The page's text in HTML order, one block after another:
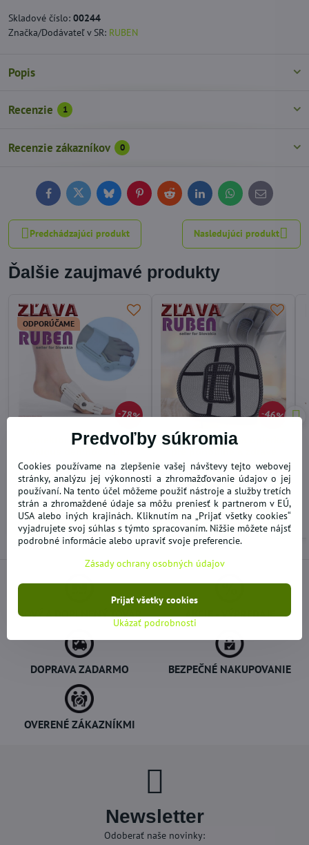
Skladové číslo: 00244
Značka/Dodávateľ v SR: RUBEN
Popis
Recenzie 1
Recenzie zákazníkov 0
FacebookTwitterBlueskyPinterestReddit LinkedInWhatsApp
E-
mail
Predchádzajúci produkt Nasledujúci produkt
Ďalšie zaujmavé produkty
78%
ODPORÚČAME
Korektor fixátor Hallux
SKLADOM
4,31 €
Do košíka
46%
Sit Right masážna opierka
sedenie
SKLADOM
4,92 €
Do košíka
NOVÝ A DOPLNENÝ TOVAR AKCIE - VÝPREDAJE
DOPRAVA ZADARMO BEZPEČNÉ NAKUPOVANIE
OVERENÉ ZÁKAZNÍKMI
Newsletter
Odoberať naše novinky:
Predvoľby súkromia
Cookies používame na zlepšenie vašej návštevy tejto webovej
stránky, analýzu jej výkonnosti a zhromažďovanie údajov o jej
používaní. Na tento účel môžeme použiť nástroje a služby tretích
strán a zhromaždené údaje sa môžu preniesť k partnerom v EÚ,
USA alebo iných krajinách. Kliknutím na „Prijať všetky cookies“
vyjadrujete svoj súhlas s týmto spracovaním. Nižšie môžete nájsť
podrobné informácie alebo upraviť svoje preferencie.
Zásady ochrany osobných údajov
Ukázať podrobnosti
Prijať všetky cookies